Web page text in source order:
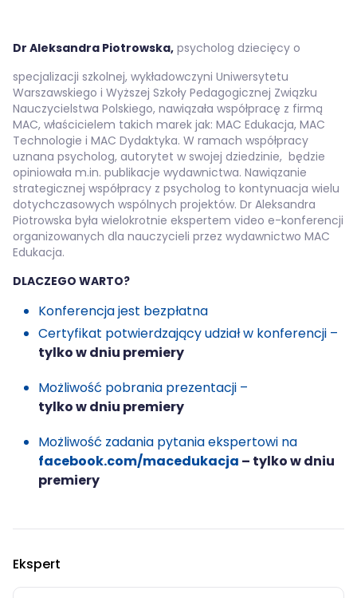
24 / 03 / 2026 | 09:00
Szkoła podstawowa
Muzyka. Całkiem nowe dźwięki
19 / 03 / 2026 | 09:00
Wychowanie przedszkolne
Umuzykalnianie przedszkolaków. Jak za
pomocą zabaw, bajek oraz relaksacji dbać o...
19 / 02 / 2026 | 07:00
Reforma26 – zmiany w edukacji. Od profilu
absolwenta do nowych podstaw
programowych dla...
29 / 01 / 2026 | 09:00
WEBINAR | CZ.2 Nowa podstawa w praktyce.
Dzień, tydzień i rok w przedszkolu
Wychowanie przedszkolne
WEBINAR | CZ. 1 Od obszarów do
kompetencji. Nowa podstawa wychowania
19 / 11 / 2025 | 09:00
Dr Aleksandra Piotrowska, psycholog dziecięcy o
specjalizacji szkolnej, wykładowczyni Uniwersytetu
Warszawskiego i Wyższej Szkoły Pedagogicznej Związku
Nauczycielstwa Polskiego, nawiązała współpracę z firmą
MAC, właścicielem takich marek jak: MAC Edukacja, MAC
Technologie i MAC Dydaktyka. W ramach współpracy
uznana psycholog, autorytet w swojej dziedzinie, będzie
opiniowała m.in. publikacje wydawnictwa. Nawiązanie
strategicznej współpracy z psycholog to kontynuacja wielu
dotychczasowych wspólnych projektów. Dr Aleksandra
Piotrowska była wielokrotnie ekspertem video e-konferencji
organizowanych dla nauczycieli przez wydawnictwo MAC
Edukacja.
DLACZEGO WARTO?
Konferencja jest bezpłatna
Certyfikat potwierdzający udział w konferencji –
tylko w dniu premiery
Możliwość pobrania prezentacji –
tylko w dniu premiery
Możliwość zadania pytania ekspertowi na
facebook.com/macedukacja – tylko w dniu
premiery
Ekspert